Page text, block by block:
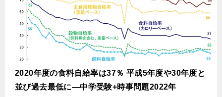
2020年度の食料自給率は37％ 平成5年度や30年度と
並び過去最低に―中学受験+時事問題2022年